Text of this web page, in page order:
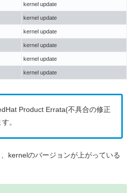
kernel update
kernel update
kernel update
kernel update
kernel update
kernel update
Product Errata(不具合の修正
。
kernelのバージョンが上がっている